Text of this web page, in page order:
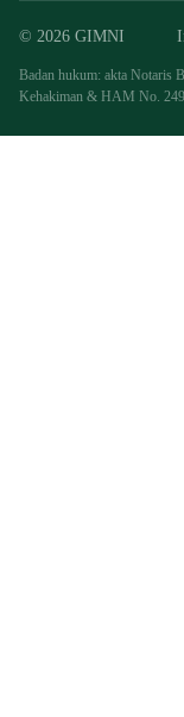
© 2026 GIMNI
Badan hukum: akta Notaris
Kehakiman & HAM No.